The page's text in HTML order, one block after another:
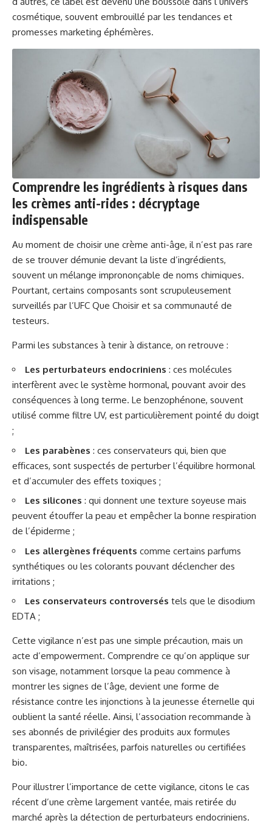
cosmétique, souvent embrouillé par les tendances et
promesses marketing éphémères.
Comprendre les ingrédients à risques dans
les crèmes anti-rides : décryptage
indispensable
Au moment de choisir une crème anti-âge, il n’est pas rare
de se trouver démunie devant la liste d’ingrédients,
souvent un mélange imprononçable de noms chimiques.
Pourtant, certains composants sont scrupuleusement
surveillés par l’UFC Que Choisir et sa communauté de
testeurs.
Parmi les substances à tenir à distance, on retrouve :
Les perturbateurs endocriniens : ces molécules
interfèrent avec le système hormonal, pouvant avoir des
conséquences à long terme. Le benzophénone, souvent
utilisé comme filtre UV, est particulièrement pointé du doigt
;
Les parabènes : ces conservateurs qui, bien que
efficaces, sont suspectés de perturber l’équilibre hormonal
et d’accumuler des effets toxiques ;
Les silicones : qui donnent une texture soyeuse mais
peuvent étouffer la peau et empêcher la bonne respiration
de l’épiderme ;
Les allergènes fréquents comme certains parfums
synthétiques ou les colorants pouvant déclencher des
irritations ;
Les conservateurs controversés tels que le disodium
EDTA ;
Cette vigilance n’est pas une simple précaution, mais un
acte d’empowerment. Comprendre ce qu’on applique sur
son visage, notamment lorsque la peau commence à
montrer les signes de l’âge, devient une forme de
résistance contre les injonctions à la jeunesse éternelle qui
oublient la santé réelle. Ainsi, l’association recommande à
ses abonnés de privilégier des produits aux formules
transparentes, maîtrisées, parfois naturelles ou certifiées
bio.
Pour illustrer l’importance de cette vigilance, citons le cas
récent d’une crème largement vantée, mais retirée du
marché après la détection de perturbateurs endocriniens.